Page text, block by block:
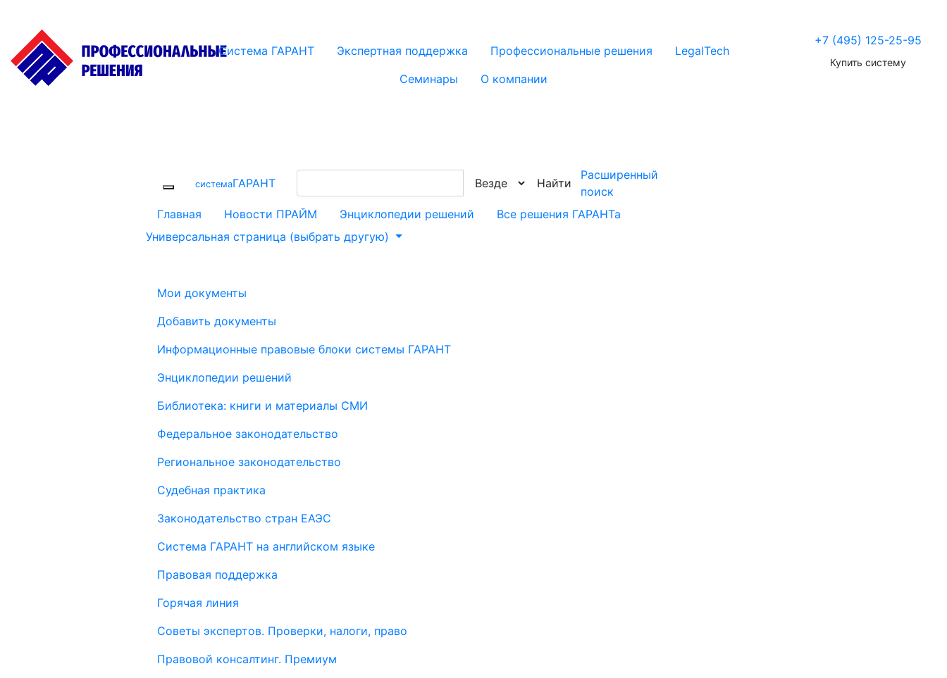
Система ГАРАНТ Экспертная поддержка Профессиональные решения
LegalTech
Семинары
О компании
+7 (495) 125-25-95
Купить систему
cистемаГАРАНТ Найти
Расширенный
поиск
Главная
Новости ПРАЙМ Энциклопедии решений
Все решения ГАРАНТа
Универсальная страница (выбрать другую)
Мои документы
Добавить документы
Информационные правовые блоки системы ГАРАНТ
Энциклопедии решений
Библиотека: книги и материалы СМИ
Федеральное законодательство
Региональное законодательство
Судебная практика
Законодательство стран ЕАЭС
Система ГАРАНТ на английском языке
Правовая поддержка
Горячая линия
Советы экспертов. Проверки, налоги, право
Правовой консалтинг. Премиум